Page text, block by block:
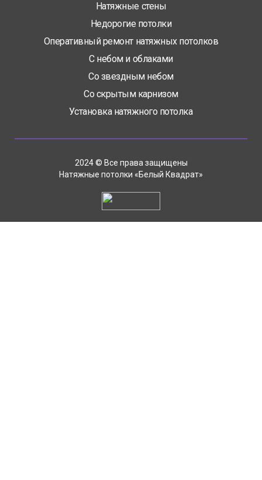
Натяжные стены
Недорогие потолки
Оперативный ремонт натяжных потолков
С небом и облаками
Со звездным небом
Со скрытым карнизом
Установка натяжного потолка
2024 © Все права защищены
Натяжные потолки «Белый Квадрат»